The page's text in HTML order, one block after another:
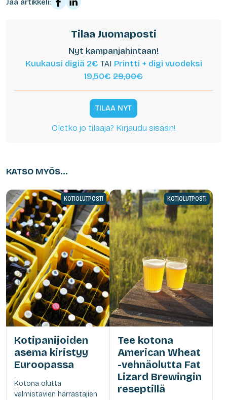
Jaa artikkeli:
Tilaa Juomaposti
Nyt kampanjahintaan!
Kuukausi digiä 2€ TAI Printti + digi vuodeksi
19,50€ 29,00€
TILAA NYT
Oletko jo tilaaja? Kirjaudu sisään!
KATSO MYÖS...
KOTIOLUTPOSTI
Kotipanijoiden
asema kiristyy
Euroopassa
Kotona olutta
valmistavien harrastajien
KOTIOLUTPOSTI
Tee kotona
American Wheat
-vehnäolutta Fat
Lizard Brewingin
reseptillä